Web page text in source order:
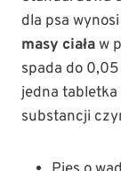
dla psa
masy ciaław
spada do
jedna
substancji